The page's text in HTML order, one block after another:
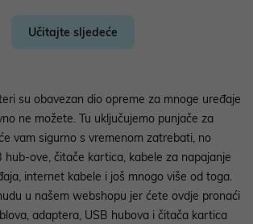
Učitajte sljedeće
su obavezan dio opreme za mnoge uređaje
ne možete. Tu uključujemo punjače za
vam sigurno s vremenom zatrebati, no
hub-ove, čitače kartica, kabele za napajanje
internet kabele i još mnogo više od toga.
u našem webshopu jer ćete ovdje pronaći
adaptera, USB hubova i čitača kartica